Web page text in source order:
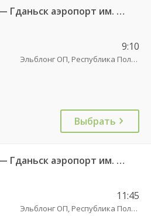
700 Калининград АВ — Гданьск аэропорт им. Леха Валенсы
9:10
Эльблонг ОП, Республика Польша, г. пл. Дворцовы, д. 4
Выбрать
700 Калининград АВ — Гданьск аэропорт им. Леха Валенсы
11:45
Эльблонг ОП, Республика Польша, г. пл. Дворцовы, д. 4